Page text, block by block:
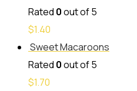
Rated 0out of 5
$1.40
Sweet Macaroons
Rated 0out of 5
$1.70